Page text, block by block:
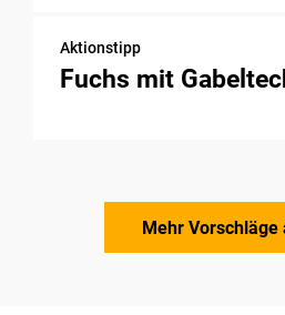
Aktionstipp
Fuchs mit
Mehr Vorschläge